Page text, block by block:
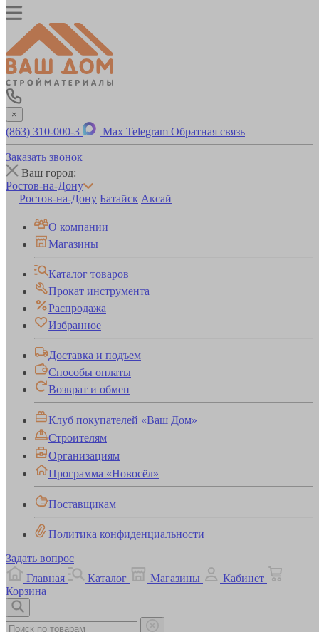
×
(863) 310-000-3 Max Telegram Обратная связь
Заказать звонок
Ваш город:
Ростов-на-Дону
Ростов-на-Дону Батайск Аксай
О компании
Магазины
Каталог товаров
Прокат инструмента
Распродажа
Избранное
Доставка и подъем
Способы оплаты
Возврат и обмен
Клуб покупателей «Ваш Дом»
Строителям
Организациям
Программа «Новосёл»
Поставщикам
Политика конфиденциальности
Задать вопрос
Главная
Каталог Магазины
Кабинет
Корзина